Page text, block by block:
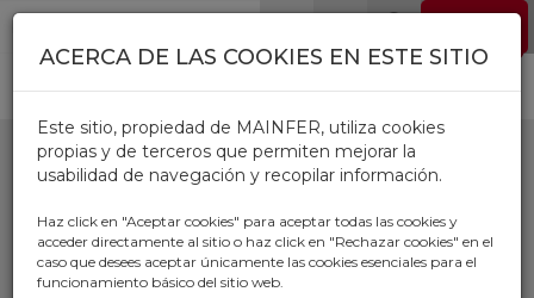
Pasar al contenido principal
PRODUCTOS
AUTOMOVIL
ACERCA DE LAS COOKIES EN ESTE SITIO
Este sitio, propiedad de MAINFER, utiliza cookies
propias y de terceros que permiten mejorar la
usabilidad de navegación y recopilar información.
Haz click en "Aceptar cookies" para aceptar todas las cookies y
acceder directamente al sitio o haz click en "Rechazar cookies" en el
caso que desees aceptar únicamente las cookies esenciales para el
funcionamiento básico del sitio web.